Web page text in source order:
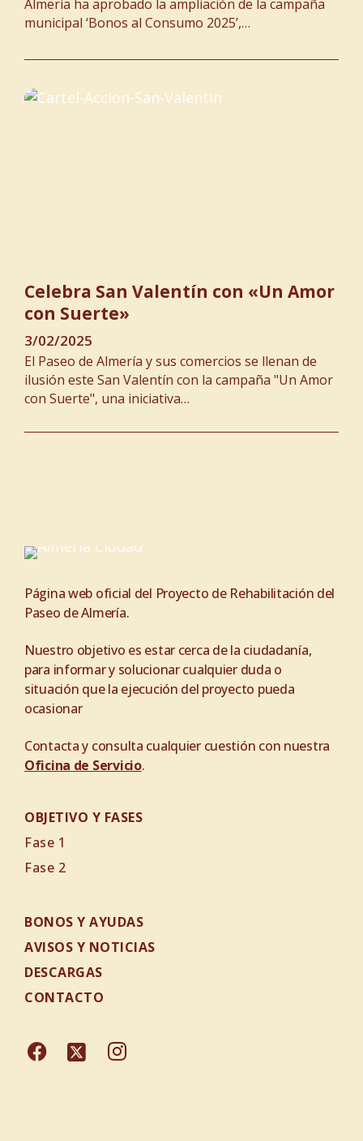
Almería ha aprobado la ampliación de la campaña
municipal ‘Bonos al Consumo 2025’,…
Celebra San Valentín con «Un Amor
con Suerte»
3/02/2025
El Paseo de Almería y sus comercios se llenan de
ilusión este San Valentín con la campaña "Un Amor
con Suerte", una iniciativa…
Página web oficial del Proyecto de Rehabilitación del
Paseo de Almería.
Nuestro objetivo es estar cerca de la ciudadanía,
para informar y solucionar cualquier duda o
situación que la ejecución del proyecto pueda
ocasionar
Contacta y consulta cualquier cuestión con nuestra
Oficina de Servicio.
OBJETIVO Y FASES
Fase 1
Fase 2
BONOS Y AYUDAS
AVISOS Y NOTICIAS
DESCARGAS
CONTACTO